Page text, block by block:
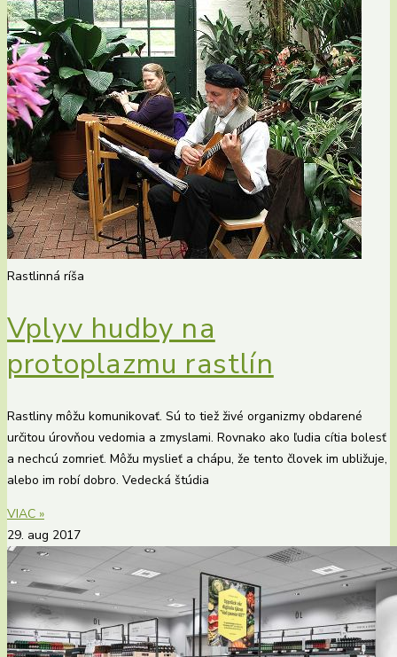
Rastlinná ríša
Vplyv hudby na
protoplazmu rastlín
Rastliny môžu komunikovať. Sú to tiež živé organizmy obdarené
určitou úrovňou vedomia a zmyslami. Rovnako ako ľudia cítia bolesť
a nechcú zomrieť. Môžu myslieť a chápu, že tento človek im ubližuje,
alebo im robí dobro. Vedecká štúdia
VIAC »
29. aug 2017